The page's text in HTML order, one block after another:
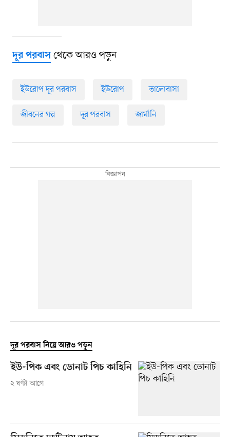
দূর পরবাসথেকে আরও পড়ুন
ইউরোপ দূর পরবাস ইউরোপ ভালোবাসা
জীবনের গল্প দূর পরবাস জার্মানি
দূর পরবাস নিয়ে আরও পড়ুন
ইউ-পিক এবং ডোনাট পিচ কাহিনি
২ ঘণ্টা আগে